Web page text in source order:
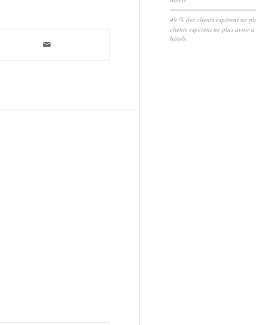
49 % des clients espèrent ne
clients espèrent ne plus avoir
hôtels